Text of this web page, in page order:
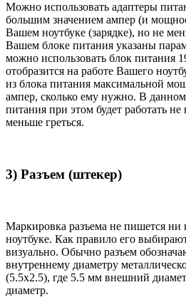
Можно использовать адаптеры
большим значением ампер (и
Вашем ноутбуке (зарядке), но не
Вашем блоке питания указаны
можно использовать блок питания
отобразится на работе Вашего
из блока питания максимальной
ампер, сколько ему нужно. В
питания при этом будет работать
меньше греться.
3) Разъем (штекер)
Маркировка разъема не пишется ни
ноутбуке. Как правило его
визуально. Обычно разъем
внутреннему диаметру
(5.5x2.5), где 5.5 мм внешний
диаметр.